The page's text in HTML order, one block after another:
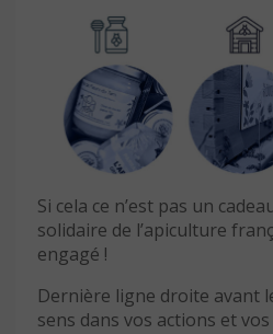
Si cela ce n’est pas un
solidaire de l’apiculture
engagé !
Dernière ligne droite avant
sens dans vos actions et